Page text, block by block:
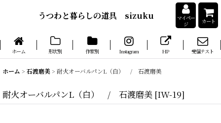
うつわと暮らしの道具 sizuku
マイペー
ジ
カート
ホーム 形状別 作家別 Instagram HP 受信テスト
ホーム > 石渡磨美> 耐火オーバルパンL（白） / 石渡磨美
耐火オーバルパンL（白） / 石渡磨美 [IW-19]